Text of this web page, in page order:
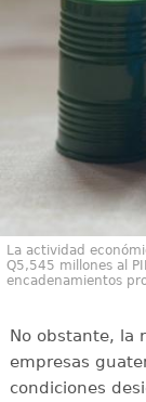
La actividad
Q5,545 millones al
encadenamientos
No obstante, la
empresas
condiciones